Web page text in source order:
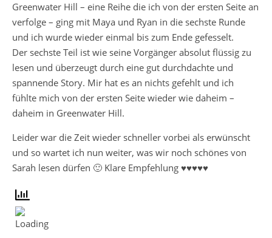
Greenwater Hill – eine Reihe die ich von der ersten Seite an
verfolge – ging mit Maya und Ryan in die sechste Runde
und ich wurde wieder einmal bis zum Ende gefesselt.
Der sechste Teil ist wie seine Vorgänger absolut flüssig zu
lesen und überzeugt durch eine gut durchdachte und
spannende Story. Mir hat es an nichts gefehlt und ich
fühlte mich von der ersten Seite wieder wie daheim –
daheim in Greenwater Hill.
Leider war die Zeit wieder schneller vorbei als erwünscht
und so wartet ich nun weiter, was wir noch schönes von
Sarah lesen dürfen 🙂 Klare Empfehlung ♥♥♥♥♥